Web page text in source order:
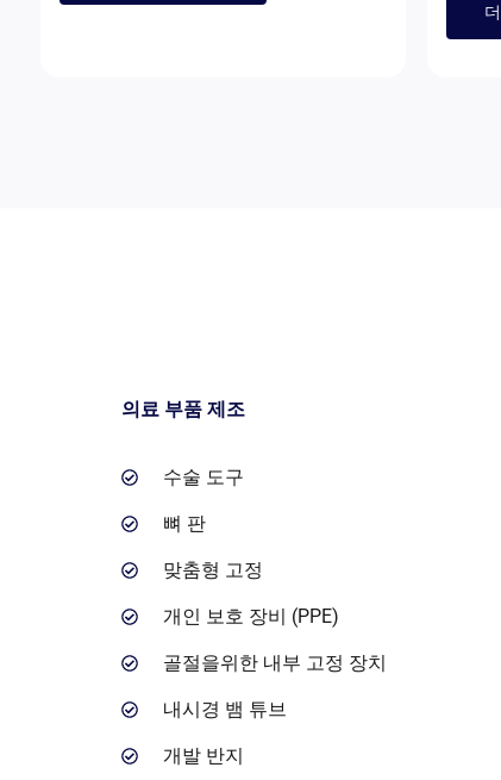
의료 부품 제조
수술 도구
뼈 판
맞춤형 고정
개인 보호 장비 (PPE)
골절을위한 내부 고정 장치
내시경 뱀 튜브
개발 반지